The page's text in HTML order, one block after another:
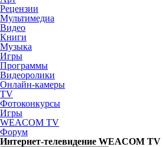
Рецензии
Мультимедиа
Видео
Книги
Музыка
Игры
Программы
Видеоролики
Онлайн-камеры
TV
Фотоконкурсы
Игры
WEACOM TV
Форум
Интернет-телевидение WEACOM TV